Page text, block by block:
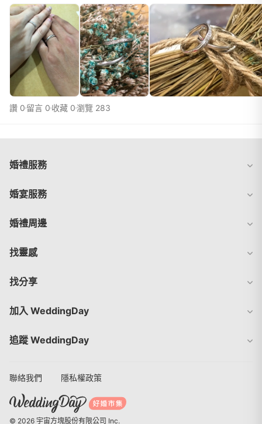
特別有品牌迷思，而是希望兩人都喜歡的樣子，希望在戒指
中能好好的成載彼此的感情輝記珠寶即使新人有預算的限制
服務態度都還是非常好，對新人耐心的等待給予建議經理在
介紹珠寶鑽石上熱心的介紹，拿出所有我們理想中的對戒，
幫我們評估手指的長度和
讚 0 留言 0 收藏 0瀏覽 283
婚禮服務
婚宴服務
婚禮周邊
找靈感
找分享
加入 WeddingDay
追蹤 WeddingDay
聯絡我們 隱私權政策
© 2026 宇宙方塊股份有限公司 Inc.